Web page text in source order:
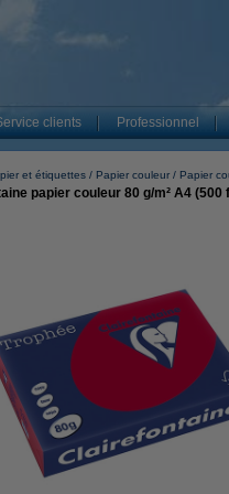
clients Professionnel
et étiquettes Papier couleur Papier
papier couleur 80 g/m² A4